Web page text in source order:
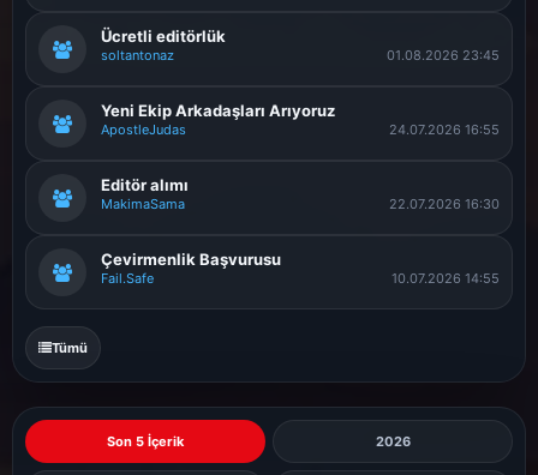
Ücretli editörlük
soltantonaz 01.08.2026 23:45
Yeni Ekip Arkadaşları Arıyoruz
ApostleJudas 24.07.2026 16:55
Editör alımı
MakimaSama 22.07.2026 16:30
Çevirmenlik Başvurusu
Fail.Safe 10.07.2026 14:55
Tümü
Son 5 İçerik 2026